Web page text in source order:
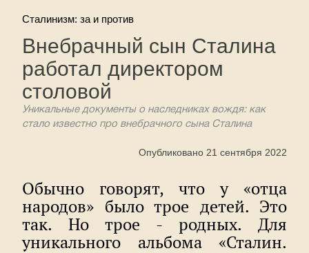
Сталинизм: за и против
Внебрачный сын Сталина
работал директором
столовой
Уникальные документы о наследниках вождя: как
стало известно про внебрачного сына Сталина
Опубликовано 21 сентября 2022
Обычно говорят, что у «отца
народов» было трое детей. Это
так. Но трое - родных. Для
уникального альбома «Сталин.